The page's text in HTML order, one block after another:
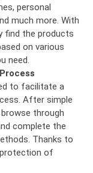
personal
much more. With
find the products
on various
need.
to facilitate a
After simple
through
complete the
Thanks to
of